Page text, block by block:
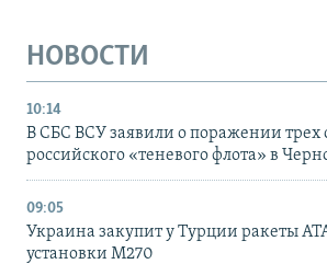
НОВОСТИ
10:14
В СБС ВСУ заявили о поражении трех
российского «теневого флота» в
09:05
Украина закупит у Турции ракеты
установки M270